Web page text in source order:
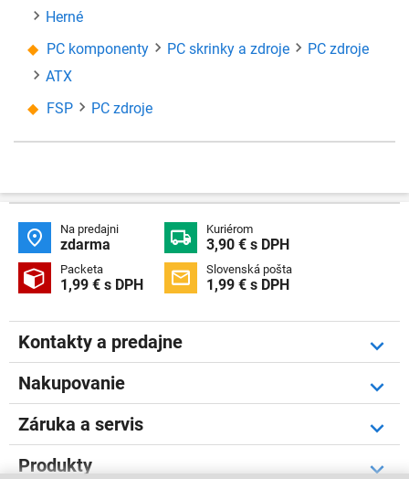
Herné
PC komponenty
PC skrinky a zdroje
PC zdroje
ATX
FSP
PC zdroje
 Na predajni
zdarma  Kuriérom
3,90 € s DPH
 Packeta
1,99 € s DPH  Slovenská pošta
1,99 € s DPH
Kontakty a predajne
Nakupovanie
Záruka a servis
Produkty